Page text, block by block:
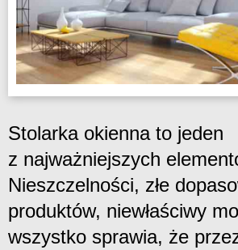
Stolarka okienna to jeden
z najważniejszych
Nieszczelności, złe
produktów, niewłaściwy
wszystko sprawia, że